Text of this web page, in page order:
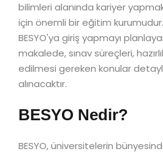
bilimleri alanında kariyer
için önemli bir eğitim kurumudur.
BESYO'ya giriş yapmayı
makalede, sınav süreçleri,
edilmesi gereken konular
alınacaktır.
BESYO Nedir?
BESYO, üniversitelerin